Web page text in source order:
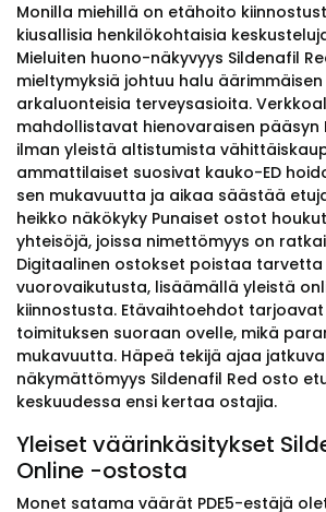
Monilla miehillä on etähoito
kiusallisia henkilökohtaisia
Mieluiten huono-näkyvyys Sildenafil
mieltymyksiä johtuu halu
arkaluonteisia terveysasioita.
mahdollistavat hienovaraisen pääsyn
ilman yleistä altistumista
ammattilaiset suosivat kauko-ED
sen mukavuutta ja aikaa säästää
heikko näkökyky Punaiset ostot
yhteisöjä, joissa nimettömyys on
Digitaalinen ostokset poistaa tarvetta
vuorovaikutusta, lisäämällä yleistä
kiinnostusta. Etävaihtoehdot
toimituksen suoraan ovelle, mikä
mukavuutta. Häpeä tekijä ajaa
näkymättömyys Sildenafil Red osto
keskuudessa ensi kertaa ostajia.
Yleiset väärinkäsitykset
Online -ostosta
Monet satama väärät PDE5-estäjä